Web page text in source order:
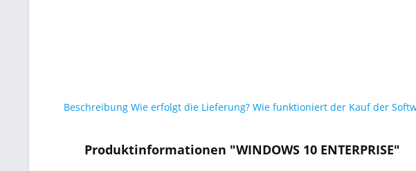
Beschreibung Wie erfolgt die Lieferung? Wie funktioniert der Kauf der
Produktinformationen "WINDOWS 10 ENTERPRISE"